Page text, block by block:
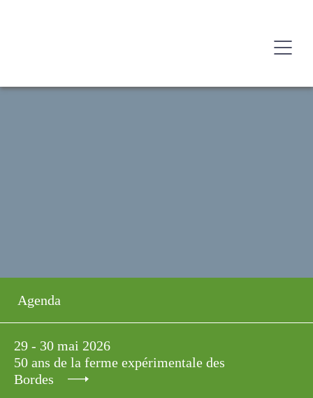
Agenda
29 - 30 mai 2026
50 ans de la ferme expérimentale des
Bordes